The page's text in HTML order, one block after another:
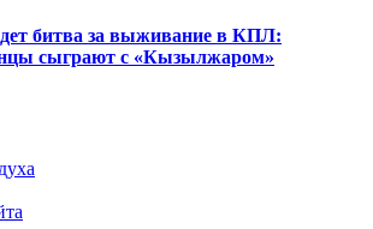
битва за выживание в КПЛ:
сыграют с «Кызылжаром»